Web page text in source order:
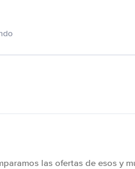
las ofertas de esos y